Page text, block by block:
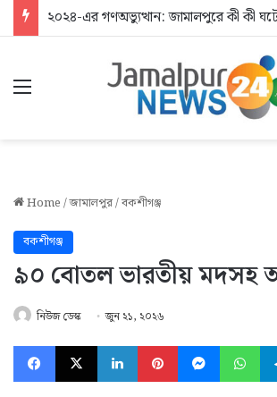
২০২৪-এর গণঅভ্যুত্থান: জামালপুরে কী কী
Menu
Home/জামালপুর/বকশীগঞ্জ
বকশীগঞ্জ
৯০ বোতল ভারতীয়
নিউজ ডেস্ক জুন ২১, ২০২৬
Facebook
X LinkedInPinterest